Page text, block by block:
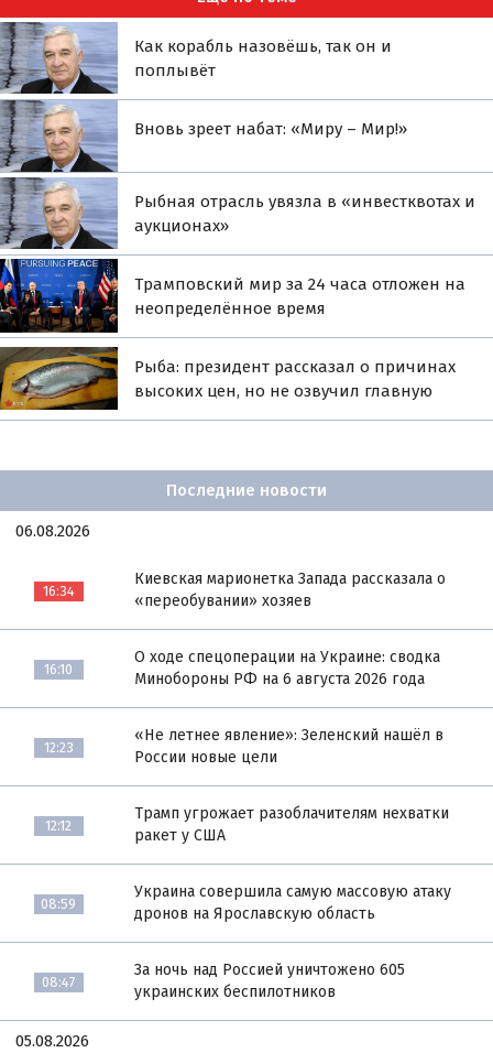
Как корабль назовёшь, так он и
поплывёт
Вновь зреет набат: «Миру – Мир!»
Рыбная отрасль увязла в «инвестквотах и
аукционах»
Трамповский мир за 24 часа отложен на
неопределённое время
Рыба: президент рассказал о причинах
высоких цен, но не озвучил главную
Последние новости
06.08.2026
16:34
Киевская марионетка Запада рассказала о
«переобувании» хозяев
16:10
О ходе спецоперации на Украине: сводка
Минобороны РФ на 6 августа 2026 года
12:23
«Не летнее явление»: Зеленский нашёл в
России новые цели
12:12
Трамп угрожает разоблачителям нехватки
ракет у США
08:59
Украина совершила самую массовую атаку
дронов на Ярославскую область
08:47
За ночь над Россией уничтожено 605
украинских беспилотников
05.08.2026